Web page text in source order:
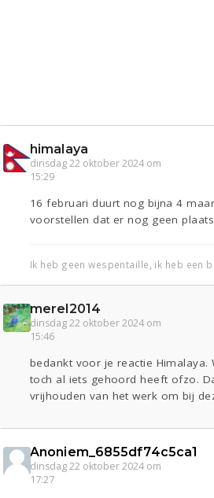
himalaya
dinsdag 22 oktober 2024 om
15:29
16 februari duurt nog bijna 4
voorstellen dat er nog geen
Ik heb geen wespentaille, ik heb een
merel2014
dinsdag 22 oktober 2024 om
15:46
bedankt voor je reactie Himalaya.
toch al iets gehoord heeft ofzo.
vrijhouden van het werk om bij
Anoniem_6855df74c5ca1
dinsdag 22 oktober 2024 om
17:27